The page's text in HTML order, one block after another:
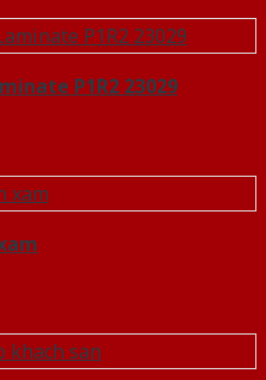
P1R2 23029